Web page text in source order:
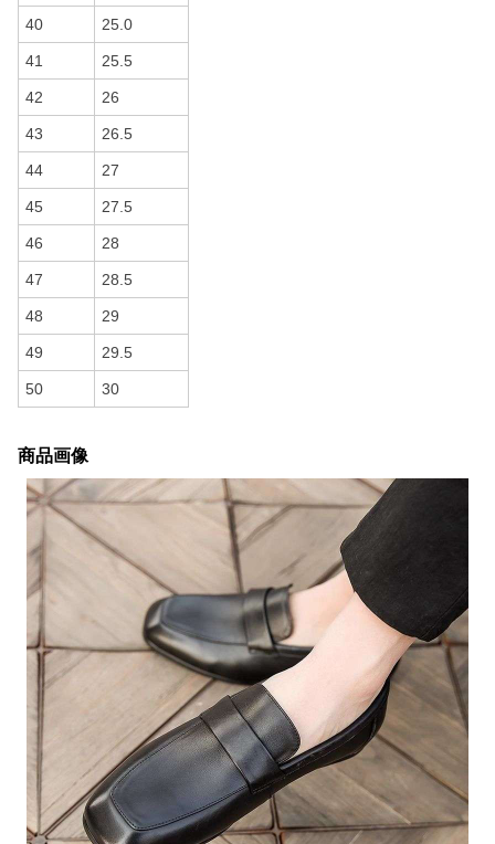
40 25.0
41 25.5
42 26
43 26.5
44 27
45 27.5
46 28
47 28.5
48 29
49 29.5
50 30
商品画像